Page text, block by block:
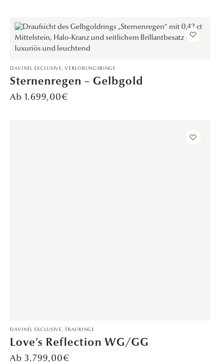
DAVINÉL EXCLUSIVE ,VERLOBUNGSRINGE
Sternenregen – Gelbgold
1.699,00€